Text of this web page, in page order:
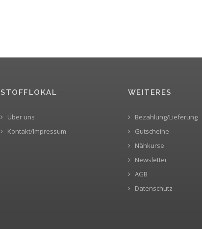
STOFFLOKAL
Über uns
Kontakt/Impressum
WEITERES
Bezahlung/Lieferung
Gutscheine
Nähkurse
Newsletter
AGB
Datenschutz